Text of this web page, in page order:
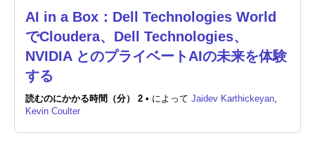
公的機関
ヘルスケア
教育
ニュースルーム
AI in a Box：Dell Technologies World
でCloudera、Dell Technologies、
NVIDIA とのプライベートAIの未来を体験
する
読むのにかかる時間（分） 2 • によって Jaidev Karthickeyan,
Kevin Coulter